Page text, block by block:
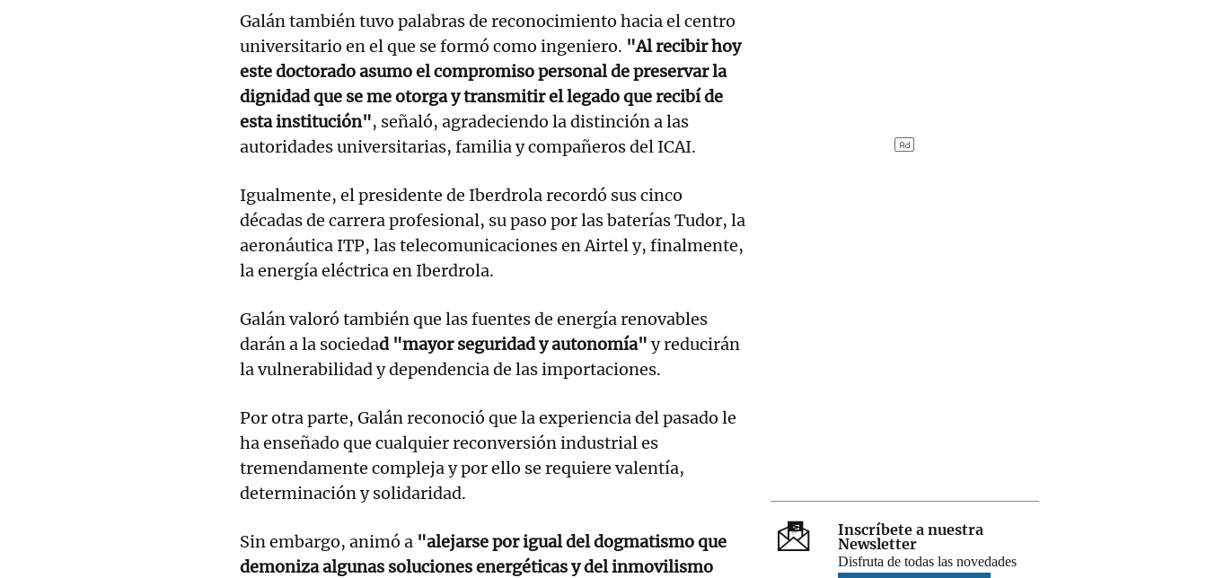
Galán también tuvo palabras de reconocimiento hacia el centro
universitario en el que se formó como ingeniero. "Al recibir hoy
este doctorado asumo el compromiso personal de preservar la
dignidad que se me otorga y transmitir el legado que recibí de
esta institución", señaló, agradeciendo la distinción a las
autoridades universitarias, familia y compañeros del ICAI.
Igualmente, el presidente de Iberdrola recordó sus cinco
décadas de carrera profesional, su paso por las baterías Tudor, la
aeronáutica ITP, las telecomunicaciones en Airtel y, finalmente,
la energía eléctrica en Iberdrola.
Galán valoró también que las fuentes de energía renovables
darán a la sociedad "mayor seguridad y autonomía" y reducirán
la vulnerabilidad y dependencia de las importaciones.
Por otra parte, Galán reconoció que la experiencia del pasado le
ha enseñado que cualquier reconversión industrial es
tremendamente compleja y por ello se requiere valentía,
determinación y solidaridad.
Sin embargo, animó a "alejarse por igual del dogmatismo que
demoniza algunas soluciones energéticas y del inmovilismo
Inscríbete a nuestra
Newsletter
Disfruta de todas las novedades